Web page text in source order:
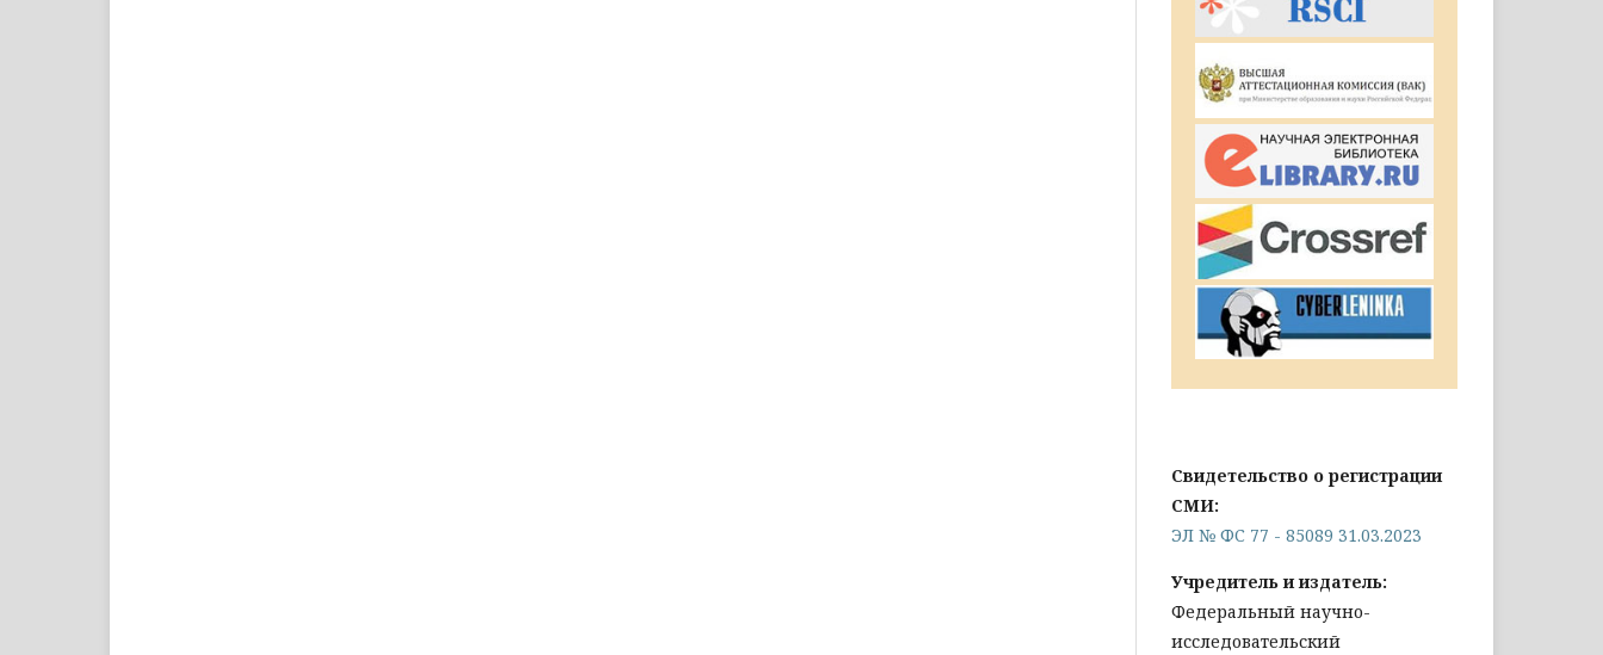
Свидетельство о регистрации
СМИ:
ЭЛ № ФС 77 - 85089 31.03.2023
Учредитель и издатель:
Федеральный научно-
исследовательский